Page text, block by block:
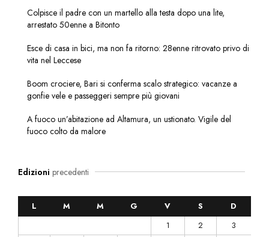
Colpisce il padre con un martello alla testa dopo una lite,
arrestato 50enne a Bitonto
Esce di casa in bici, ma non fa ritorno: 28enne ritrovato privo di
vita nel Leccese
Boom crociere, Bari si conferma scalo strategico: vacanze a
gonfie vele e passeggeri sempre più giovani
A fuoco un’abitazione ad Altamura, un ustionato. Vigile del
fuoco colto da malore
Edizioni precedenti
L M M G V S
D
1
2
3